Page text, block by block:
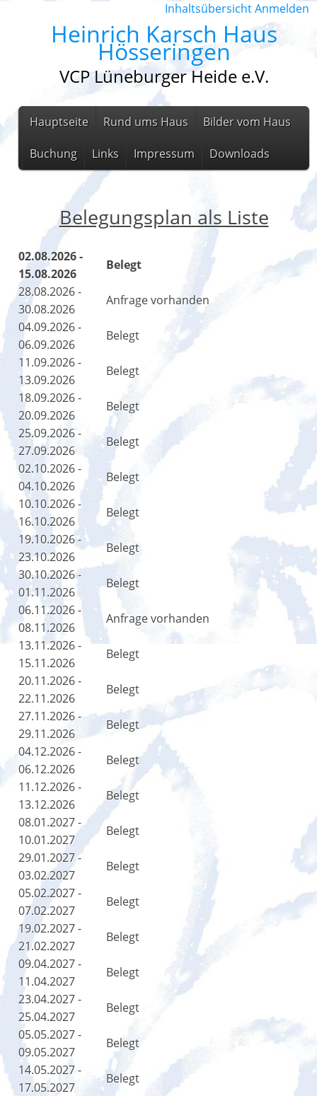
InhaltsübersichtAnmelden
Heinrich Karsch Haus
Hösseringen
VCP Lüneburger Heide e.V.
Hauptseite Rund ums Haus Bilder vom Haus
Buchung Links Impressum Downloads
Belegungsplan als Liste
02.08.2026 -
15.08.2026
Belegt
28.08.2026 -
30.08.2026
Anfrage vorhanden
04.09.2026 -
06.09.2026
Belegt
11.09.2026 -
13.09.2026
Belegt
18.09.2026 -
20.09.2026
Belegt
25.09.2026 -
27.09.2026
Belegt
02.10.2026 -
04.10.2026
Belegt
10.10.2026 -
16.10.2026
Belegt
19.10.2026 -
23.10.2026
Belegt
30.10.2026 -
01.11.2026
Belegt
06.11.2026 -
08.11.2026
Anfrage vorhanden
13.11.2026 -
15.11.2026
Belegt
20.11.2026 -
22.11.2026
Belegt
27.11.2026 -
29.11.2026
Belegt
04.12.2026 -
06.12.2026
Belegt
11.12.2026 -
13.12.2026
Belegt
08.01.2027 -
10.01.2027
Belegt
29.01.2027 -
03.02.2027
Belegt
05.02.2027 -
07.02.2027
Belegt
19.02.2027 -
21.02.2027
Belegt
09.04.2027 -
11.04.2027
Belegt
23.04.2027 -
25.04.2027
Belegt
05.05.2027 -
09.05.2027
Belegt
14.05.2027 -
17.05.2027
Belegt